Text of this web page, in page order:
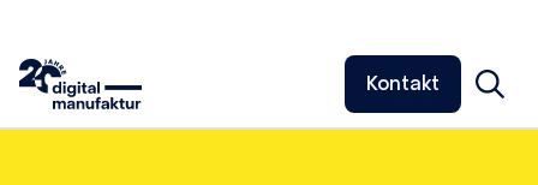
Kontakt